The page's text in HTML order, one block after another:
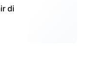
di